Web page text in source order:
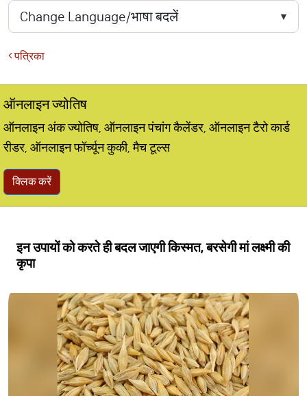
पत्रिका
ऑनलाइन ज्योतिष
ऑनलाइन अंक ज्योतिष, ऑनलाइन पंचांग कैलेंडर, ऑनलाइन टैरो कार्ड
रीडर, ऑनलाइन फॉर्च्यून कुकी, मैच टूल्स
क्लिक करें
इन उपायों को करते ही बदल जाएगी किस्मत, बरसेगी मां लक्ष्मी की
कृपा